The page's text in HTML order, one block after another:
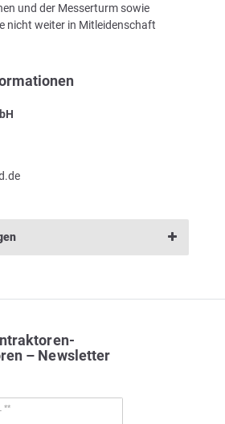
und der Messerturm sowie
nicht weiter in Mitleidenschaft
– Newsletter
**